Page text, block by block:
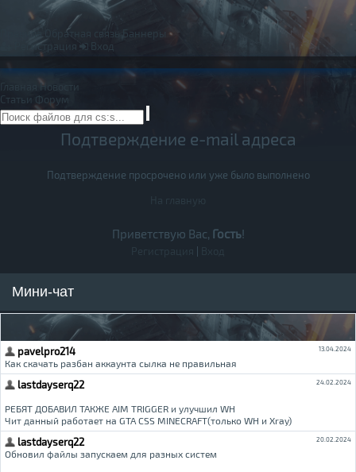
Обратная связь
Баннеры
Регистрация
Вход
Главная
Новости
Статьи Форум
Подтверждение e-mail адреса
Подтверждение просрочено или уже было выполнено
Приветствую Вас, Гость!
Мини-чат